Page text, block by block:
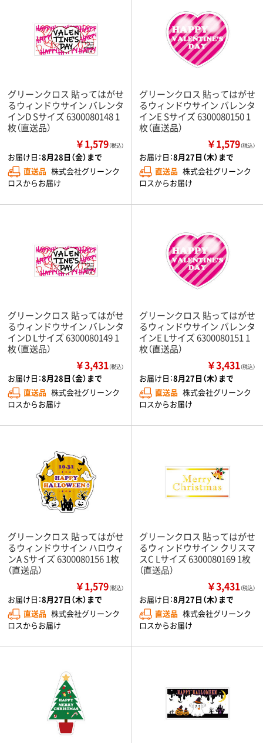
グリーンクロス 貼ってはがせ
るウィンドウサイン バレンタ
インD Sサイズ 6300080148 1
枚（直送品）
￥1,579（税込）
お届け日：8月28日（金）まで
直送品 株式会社グリーンク
ロスからお届け
グリーンクロス 貼ってはがせ
るウィンドウサイン バレンタ
インE Sサイズ 6300080150 1
枚（直送品）
￥1,579（税込）
お届け日：8月27日（木）まで
直送品 株式会社グリーンク
ロスからお届け
グリーンクロス 貼ってはがせ
るウィンドウサイン バレンタ
インD Lサイズ 6300080149 1
枚（直送品）
￥3,431（税込）
お届け日：8月28日（金）まで
直送品 株式会社グリーンク
ロスからお届け
グリーンクロス 貼ってはがせ
るウィンドウサイン バレンタ
インE Lサイズ 6300080151 1
枚（直送品）
￥3,431（税込）
お届け日：8月27日（木）まで
直送品 株式会社グリーンク
ロスからお届け
グリーンクロス 貼ってはがせ
るウィンドウサイン ハロウィ
ンA Sサイズ 6300080156 1枚
（直送品）
￥1,579（税込）
お届け日：8月27日（木）まで
直送品 株式会社グリーンク
ロスからお届け
グリーンクロス 貼ってはがせ
るウィンドウサイン クリスマ
スC Lサイズ 6300080169 1枚
（直送品）
￥3,431（税込）
お届け日：8月27日（木）まで
直送品 株式会社グリーンク
ロスからお届け